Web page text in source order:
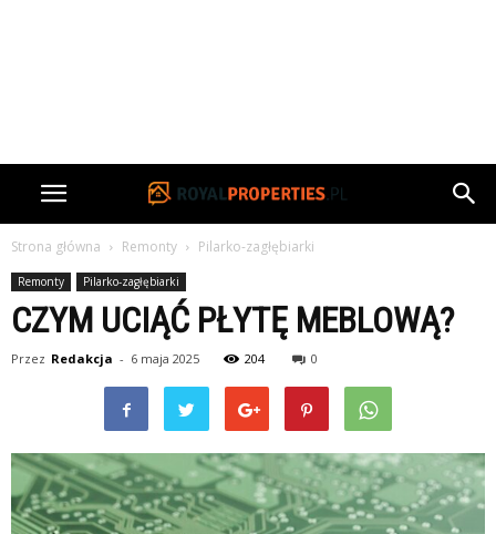
Strona główna Remonty Pilarko-zagłębiarki
Remonty Pilarko-zagłębiarki
CZYM UCIĄĆ PŁYTĘ MEBLOWĄ?
Przez Redakcja - 6 maja 2025 204 0